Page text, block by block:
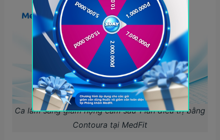
Ca lâm sàng giảm nọng cằm sau 1 lần điều trị bằng
Contoura tại MedFit